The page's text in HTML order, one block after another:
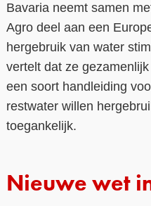
Bavaria neemt samen
Agro deel aan een
hergebruik van water
vertelt dat ze
een soort handleiding
restwater willen
toegankelijk.
Nieuwe wet